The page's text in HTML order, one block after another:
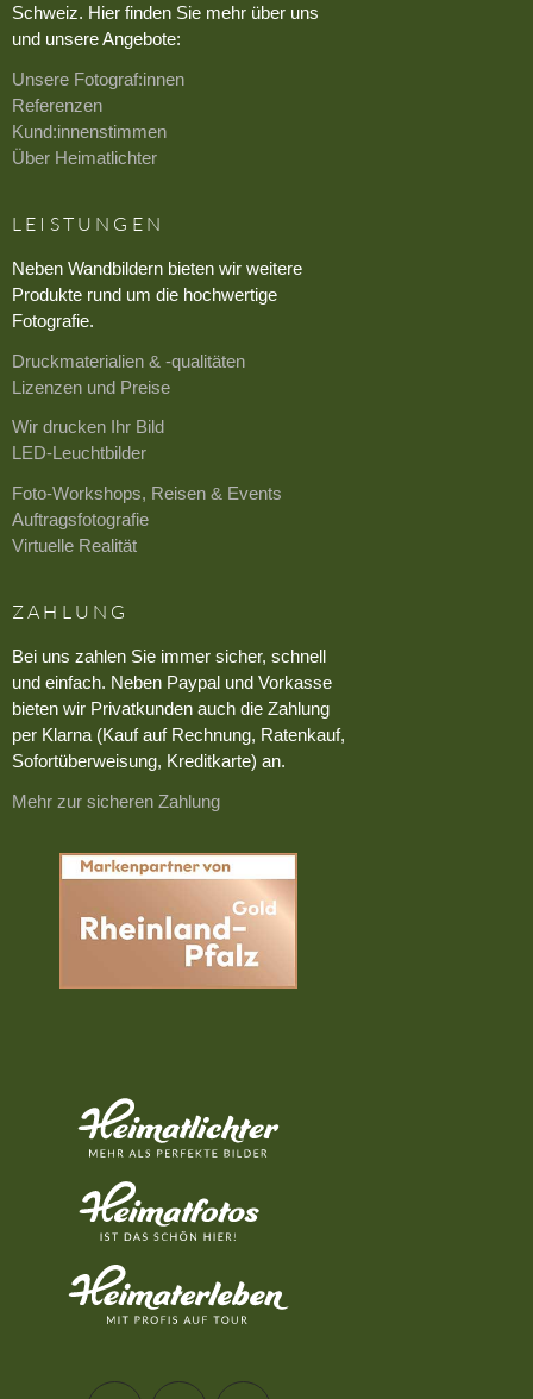
Schweiz. Hier finden Sie mehr über uns
und unsere Angebote:
Unsere Fotograf:innen
Referenzen
Kund:innenstimmen
Über Heimatlichter
LEISTUNGEN
Neben Wandbildern bieten wir weitere
Produkte rund um die hochwertige
Fotografie.
Druckmaterialien & -qualitäten
Lizenzen und Preise
Wir drucken Ihr Bild
LED-Leuchtbilder
Foto-Workshops, Reisen & Events
Auftragsfotografie
Virtuelle Realität
ZAHLUNG
Bei uns zahlen Sie immer sicher, schnell
und einfach. Neben Paypal und Vorkasse
bieten wir Privatkunden auch die Zahlung
per Klarna (Kauf auf Rechnung, Ratenkauf,
Sofortüberweisung, Kreditkarte) an.
Mehr zur sicheren Zahlung